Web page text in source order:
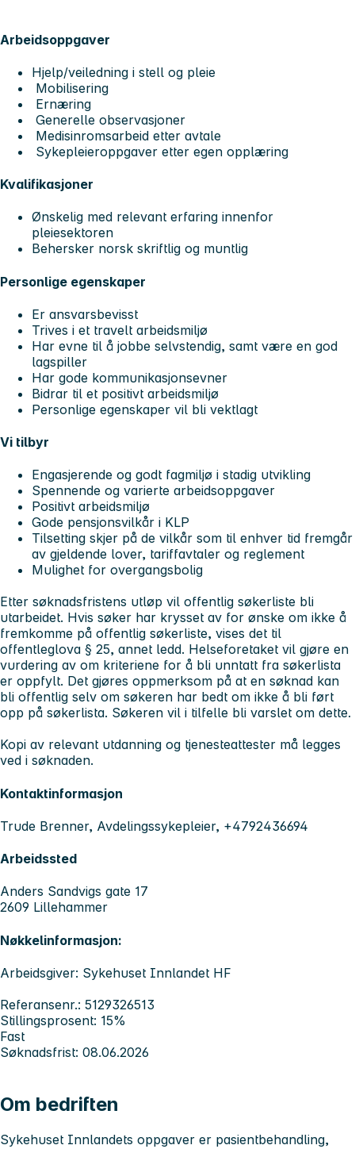
Arbeidsoppgaver
Hjelp/veiledning i stell og pleie
Mobilisering
Ernæring
Generelle observasjoner
Medisinromsarbeid etter avtale
Sykepleieroppgaver etter egen opplæring
Kvalifikasjoner
Ønskelig med relevant erfaring innenfor
pleiesektoren
Behersker norsk skriftlig og muntlig
Personlige egenskaper
Er ansvarsbevisst
Trives i et travelt arbeidsmiljø
Har evne til å jobbe selvstendig, samt være en god
lagspiller
Har gode kommunikasjonsevner
Bidrar til et positivt arbeidsmiljø
Personlige egenskaper vil bli vektlagt
Vi tilbyr
Engasjerende og godt fagmiljø i stadig utvikling
Spennende og varierte arbeidsoppgaver
Positivt arbeidsmiljø
Gode pensjonsvilkår i KLP
Tilsetting skjer på de vilkår som til enhver tid fremgår
av gjeldende lover, tariffavtaler og reglement
Mulighet for overgangsbolig
Etter søknadsfristens utløp vil offentlig søkerliste bli
utarbeidet. Hvis søker har krysset av for ønske om ikke å
fremkomme på offentlig søkerliste, vises det til
offentleglova § 25, annet ledd. Helseforetaket vil gjøre en
vurdering av om kriteriene for å bli unntatt fra søkerlista
er oppfylt. Det gjøres oppmerksom på at en søknad kan
bli offentlig selv om søkeren har bedt om ikke å bli ført
opp på søkerlista. Søkeren vil i tilfelle bli varslet om dette.
Kopi av relevant utdanning og tjenesteattester må legges
ved i søknaden.
Kontaktinformasjon
Trude Brenner, Avdelingssykepleier, +4792436694
Arbeidssted
Anders Sandvigs gate 17
2609 Lillehammer
Nøkkelinformasjon:
Arbeidsgiver: Sykehuset Innlandet HF
Referansenr.: 5129326513
Stillingsprosent: 15%
Fast
Søknadsfrist: 08.06.2026
Om bedriften
Sykehuset Innlandets oppgaver er pasientbehandling,